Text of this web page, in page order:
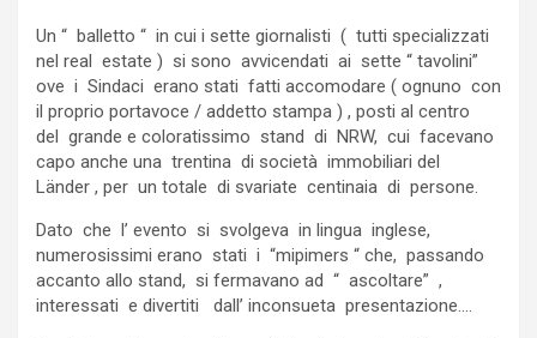
Un “ balletto “ in cui i sette giornalisti ( tutti specializzati
nel real estate ) si sono avvicendati ai sette “ tavolini”
ove i Sindaci erano stati fatti accomodare ( ognuno con
il proprio portavoce / addetto stampa ) , posti al centro
del grande e coloratissimo stand di NRW, cui facevano
capo anche una trentina di società immobiliari del
Länder , per un totale di svariate centinaia di persone.
Dato che l’ evento si svolgeva in lingua inglese,
numerosissimi erano stati i “mipimers “ che, passando
accanto allo stand, si fermavano ad “ ascoltare” ,
interessati e divertiti dall’ inconsueta presentazione….